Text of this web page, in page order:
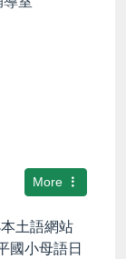
More
土語網站
國小母語日